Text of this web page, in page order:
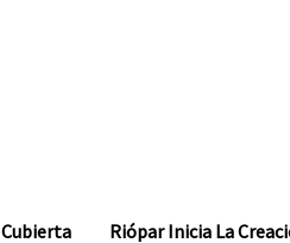
Riópar Inicia La